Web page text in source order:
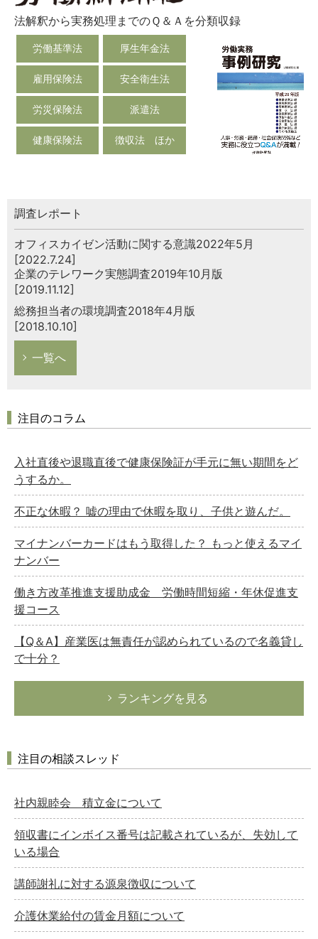
法解釈から実務処理までのＱ＆Ａを分類収録
労働基準法 厚生年金法
雇用保険法 安全衛生法
労災保険法 派遣法
健康保険法 徴収法 ほか
調査レポート
オフィスカイゼン活動に関する意識2022年5月
[2022.7.24]
企業のテレワーク実態調査2019年10月版
[2019.11.12]
総務担当者の環境調査2018年4月版
[2018.10.10]
一覧へ
注目のコラム
入社直後や退職直後で健康保険証が手元に無い期間をど
うするか。
不正な休暇？ 嘘の理由で休暇を取り、子供と遊んだ。
マイナンバーカードはもう取得した？ もっと使えるマイ
ナンバー
働き方改革推進支援助成金 労働時間短縮・年休促進支
援コース
【Q＆A】産業医は無責任が認められているので名義貸し
で十分？
ランキングを見る
注目の相談スレッド
社内親睦会 積立金について
領収書にインボイス番号は記載されているが、失効して
いる場合
講師謝礼に対する源泉徴収について
介護休業給付の賃金月額について